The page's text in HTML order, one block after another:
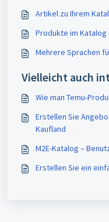
Artikel zu Ihrem
Produkte im
Mehrere Sprachen
Vielleicht auch
Wie man Temu-
Erstellen Sie
Kaufland
M2E-Katalog –
Erstellen Sie ein